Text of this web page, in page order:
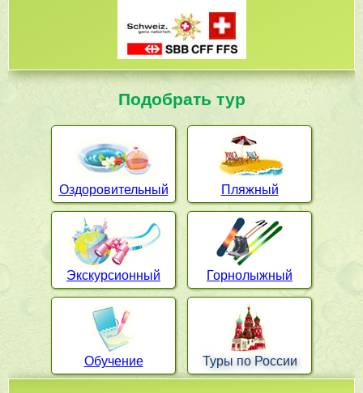
Подобрать тур
Оздоровительный Пляжный
Экскурсионный Горнолыжный
Обучение Туры по России